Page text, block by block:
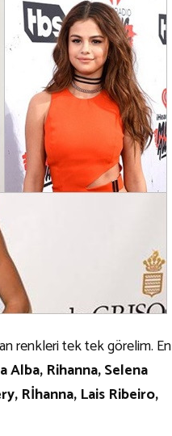
renkleri tek tek görelim. En
Alba, Rihanna, Selena
Rİhanna, Lais Ribeiro,